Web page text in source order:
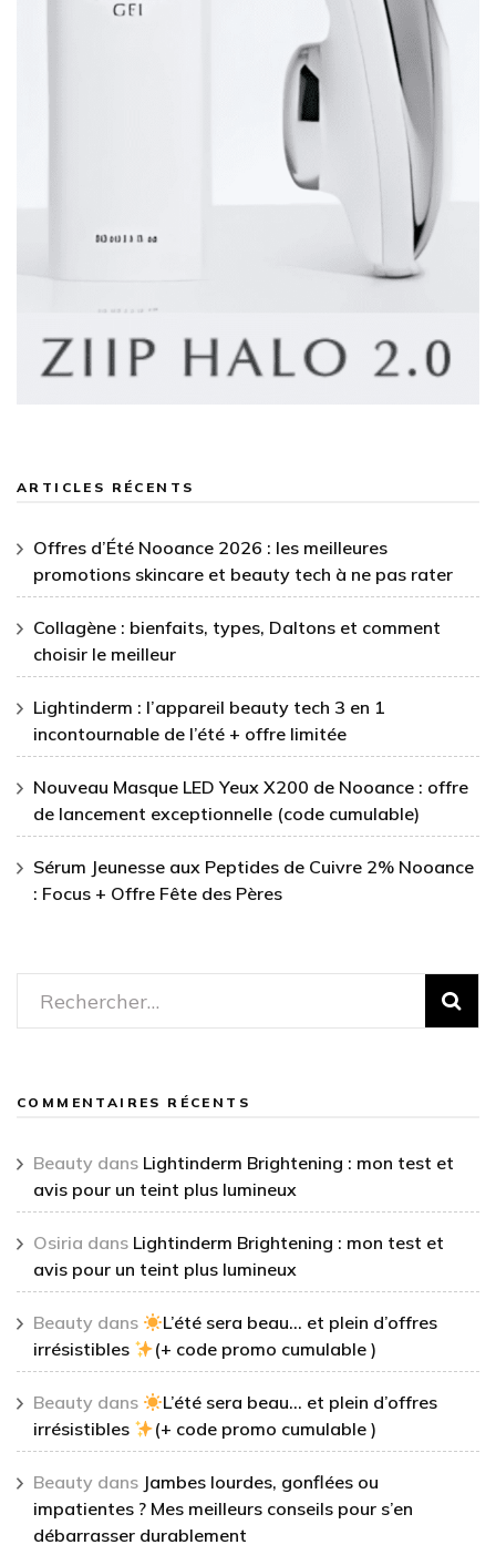
ARTICLES RÉCENTS
Offres d’Été Nooance 2026 : les meilleures
promotions skincare et beauty tech à ne pas rater
Collagène : bienfaits, types, Daltons et comment
choisir le meilleur
Lightinderm : l’appareil beauty tech 3 en 1
incontournable de l’été + offre limitée
Nouveau Masque LED Yeux X200 de Nooance : offre
de lancement exceptionnelle (code cumulable)
Sérum Jeunesse aux Peptides de Cuivre 2% Nooance
: Focus + Offre Fête des Pères
Rechercher :
COMMENTAIRES RÉCENTS
Beauty dans Lightinderm Brightening : mon test et
avis pour un teint plus lumineux
Osiria dans Lightinderm Brightening : mon test et
avis pour un teint plus lumineux
Beauty dans
L’été sera beau… et plein d’offres
irrésistibles
(+ code promo cumulable )
Beauty dans
L’été sera beau… et plein d’offres
irrésistibles
(+ code promo cumulable )
Beauty dans Jambes lourdes, gonflées ou
impatientes ? Mes meilleurs conseils pour s’en
débarrasser durablement